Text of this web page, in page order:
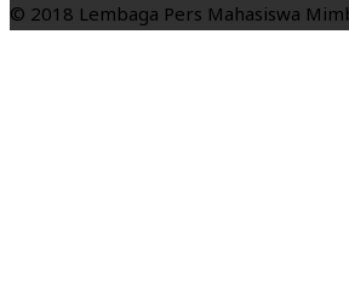
© 2018 Lembaga Pers Mahasiswa